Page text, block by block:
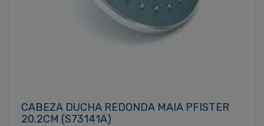
CABEZA DUCHA REDONDA MAIA PFISTER
20.2CM (S73141A)